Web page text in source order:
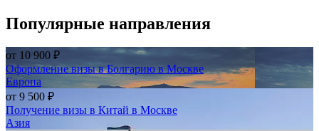
Популярные направления
от 10 900 ₽
Оформление визы в Болгарию в Москве
Европа
от 9 500 ₽
Получение визы в Китай в Москве
Азия